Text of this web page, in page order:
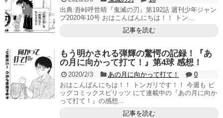
出典:吾峠呼世晴『鬼滅の刃』第192話 週刊少年ジャン
プ2020年10号 おはこんばんにちは！！ トン...
記事を読む
もう明かされる弾輝の驚愕の記録！『あ
の月に向かって打て！』第4球 感想！
2020/2/3 あの月に向かって打て！
0
おはこんばんにちは！！ トンガリです！！ 今週も ビ
ッグコミックスピリッツ にて連載中の『あの月に向か
って打て！』の感想...
記事を読む